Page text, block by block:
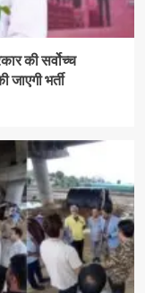
की सर्वोच्च
भर्ती